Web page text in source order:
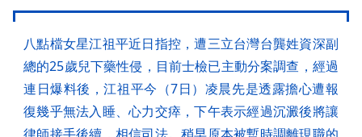
八點檔女星江祖平近日指控，遭三立台灣台龔姓資深副
總的25歲兒下藥性侵，目前士檢已主動分案調查，經過
連日爆料後，江祖平今（7日）凌晨先是透露擔心遭報
復幾乎無法入睡、心力交瘁，下午表示經過沉澱後將讓